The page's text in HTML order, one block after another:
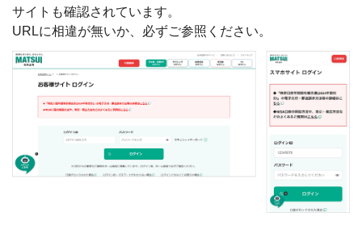
サイトも確認されています。
URLに相違が無いか、必ずご参照ください。